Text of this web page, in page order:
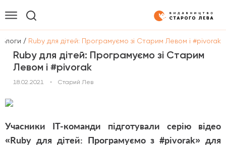
Блоги / Ruby для дітей: Програмуємо зі Старим Левом і #pivorak
Ruby для дітей: Програмуємо зі Старим
Левом і #pivorak
18.02.2021 • Старий Лев
Учасники IT-команди підготували серію відео
«Ruby для дітей: Програмуємо з #pivorak» для